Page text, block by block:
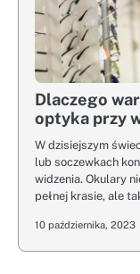
Dlaczego
optyka przy
W dzisiejszym
lub soczewkach
widzenia. Okulary
pełnej krasie, ale
10 października, 2023